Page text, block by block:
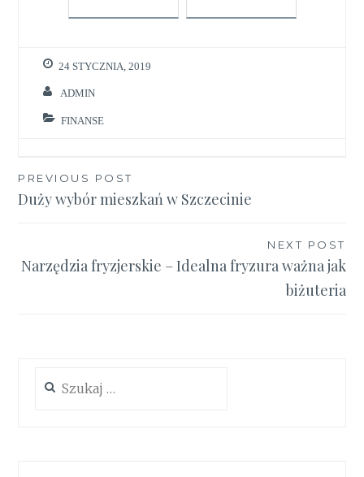
24 STYCZNIA, 2019
ADMIN
FINANSE
Nawigacja
wpisu
PREVIOUS POST
Duży wybór mieszkań w Szczecinie
NEXT POST
Narzędzia fryzjerskie – Idealna fryzura ważna jak
biżuteria